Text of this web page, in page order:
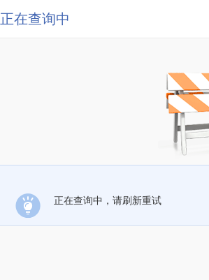
正在查询中
正在查询中，请刷新重试